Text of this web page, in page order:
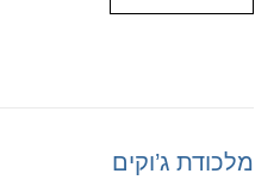
מלכודת ג’וקים